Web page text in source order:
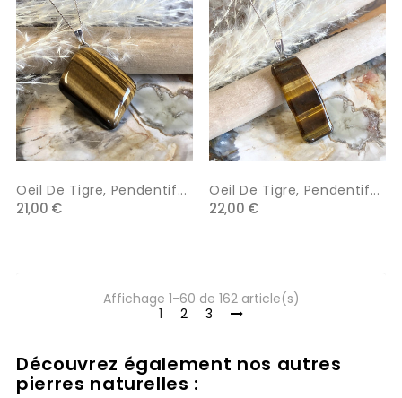
Oeil De Tigre, Pendentif...
21,00 €
Oeil De Tigre, Pendentif...
22,00 €
Affichage 1-60 de 162 article(s)
1
2 3
Découvrez également nos autres
pierres naturelles :